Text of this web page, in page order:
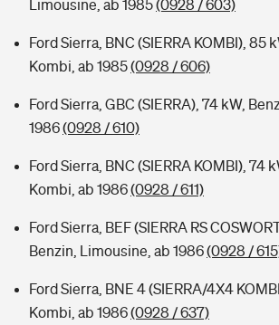
Limousine, ab 1985(0928 / 603)
Ford Sierra, BNC (SIERRA KOMBI), 85
Kombi, ab 1985(0928 / 606)
Ford Sierra, GBC (SIERRA), 74 kW,
1986(0928 / 610)
Ford Sierra, BNC (SIERRA KOMBI), 74
Kombi, ab 1986(0928 / 611)
Ford Sierra, BEF (SIERRA RS
Benzin, Limousine, ab 1986(0928 /
Ford Sierra, BNE 4 (SIERRA/4X4
Kombi, ab 1986(0928 / 637)